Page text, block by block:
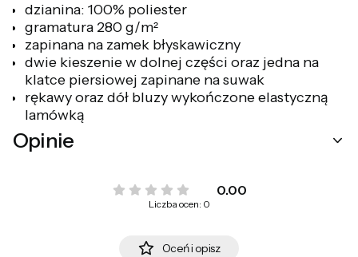
dzianina: 100% poliester
gramatura 280 g/m²
zapinana na zamek błyskawiczny
dwie kieszenie w dolnej części oraz jedna na
klatce piersiowej zapinane na suwak
rękawy oraz dół bluzy wykończone elastyczną
lamówką
Opinie
0.00
Liczba ocen: 0
Oceń i opisz